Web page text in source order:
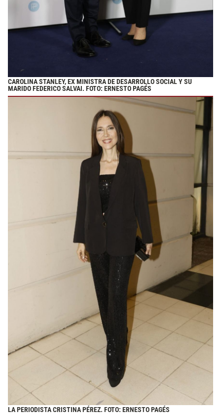
CAROLINA STANLEY, EX MINISTRA DE DESARROLLO SOCIAL Y SU
MARIDO FEDERICO SALVAI. FOTO: ERNESTO PAGÉS
LA PERIODISTA CRISTINA PÉREZ. FOTO: ERNESTO PAGÉS